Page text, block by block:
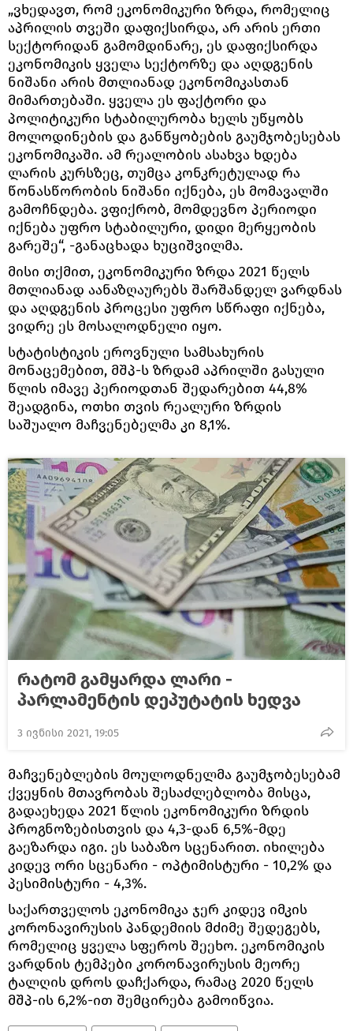
„ვხედავთ, რომ ეკონომიკური ზრდა, რომელიც
აპრილის თვეში დაფიქსირდა, არ არის ერთი
სექტორიდან გამომდინარე, ეს დაფიქსირდა
ეკონომიკის ყველა სექტორზე და აღდგენის
ნიშანი არის მთლიანად ეკონომიკასთან
მიმართებაში. ყველა ეს ფაქტორი და
პოლიტიკური სტაბილურობა ხელს უწყობს
მოლოდინების და განწყობების გაუმჯობესებას
ეკონომიკაში. ამ რეალობის ასახვა ხდება
ლარის კურსზეც, თუმცა კონკრეტულად რა
წონასწორობის ნიშანი იქნება, ეს მომავალში
გამოჩნდება. ვფიქრობ, მომდევნო პერიოდი
იქნება უფრო სტაბილური, დიდი მერყეობის
გარეშე“, -განაცხადა ხუციშვილმა.
მისი თქმით, ეკონომიკური ზრდა 2021 წელს
მთლიანად აანაზღაურებს შარშანდელ ვარდნას
და აღდგენის პროცესი უფრო სწრაფი იქნება,
ვიდრე ეს მოსალოდნელი იყო.
სტატისტიკის ეროვნული სამსახურის
მონაცემებით, მშპ-ს ზრდამ აპრილში გასული
წლის იმავე პერიოდთან შედარებით 44,8%
შეადგინა, ოთხი თვის რეალური ზრდის
საშუალო მაჩვენებელმა კი 8,1%.
რატომ გამყარდა ლარი -
პარლამენტის დეპუტატის ხედვა
3 ივნისი 2021, 19:05
მაჩვენებლების მოულოდნელმა გაუმჯობესებამ
ქვეყნის მთავრობას შესაძლებლობა მისცა,
გადაეხედა 2021 წლის ეკონომიკური ზრდის
პროგნოზებისთვის და 4,3-დან 6,5%-მდე
გაეზარდა იგი. ეს საბაზო სცენარით. იხილება
კიდევ ორი სცენარი - ოპტიმისტური - 10,2% და
პესიმისტური - 4,3%.
საქართველოს ეკონომიკა ჯერ კიდევ იმკის
კორონავირუსის პანდემიის მძიმე შედეგებს,
რომელიც ყველა სფეროს შეეხო. ეკონომიკის
ვარდნის ტემპები კორონავირუსის მეორე
ტალღის დროს დაჩქარდა, რამაც 2020 წელს
მშპ-ის 6,2%-ით შემცირება გამოიწვია.